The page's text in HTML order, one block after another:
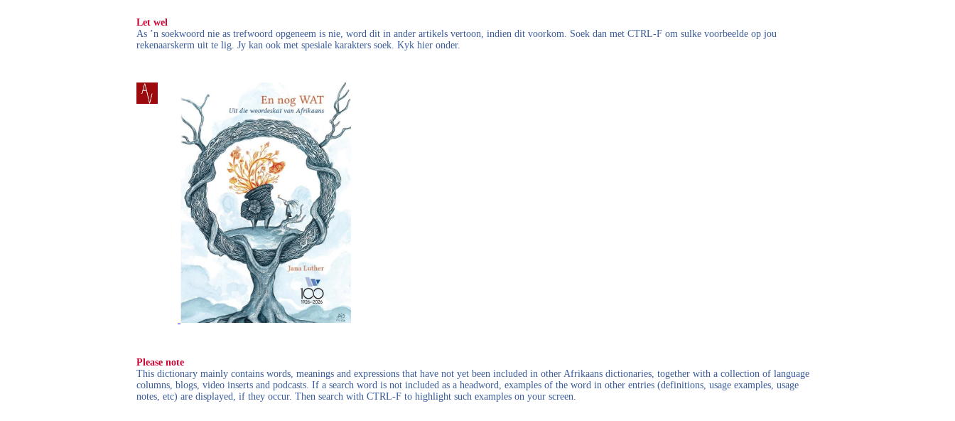
Let wel
As ’n soekwoord nie as trefwoord opgeneem is nie, word dit in ander artikels vertoon, indien dit voorkom. Soek dan met CTRL-F om sulke voorbeelde op jou
rekenaarskerm uit te lig. Jy kan ook met spesiale karakters soek. Kyk hier onder.
Please note
This dictionary mainly contains words, meanings and expressions that have not yet been included in other Afrikaans dictionaries, together with a collection of language
columns, blogs, video inserts and podcasts. If a search word is not included as a headword, examples of the word in other entries (definitions, usage examples, usage
notes, etc) are displayed, if they occur. Then search with CTRL-F to highlight such examples on your screen.